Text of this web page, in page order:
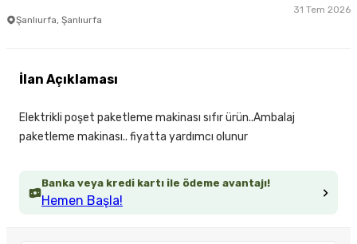
Şanlıurfa, Şanlıurfa
31 Tem 2026
Banka veya kredi kartı ile ödeme avantajı!
Hemen Başla!
İlan Açıklaması
Elektrikli poşet paketleme makinası sıfır ürün..Ambalaj
paketleme makinası.. fiyatta yardımcı olunur